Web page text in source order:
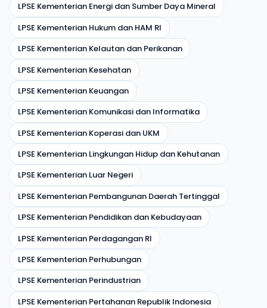
LPSE Kementerian Energi dan Sumber Daya Mineral
LPSE Kementerian Hukum dan HAM RI
LPSE Kementerian Kelautan dan Perikanan
LPSE Kementerian Kesehatan
LPSE Kementerian Keuangan
LPSE Kementerian Komunikasi dan Informatika
LPSE Kementerian Koperasi dan UKM
LPSE Kementerian Lingkungan Hidup dan Kehutanan
LPSE Kementerian Luar Negeri
LPSE Kementerian Pembangunan Daerah Tertinggal
LPSE Kementerian Pendidikan dan Kebudayaan
LPSE Kementerian Perdagangan RI
LPSE Kementerian Perhubungan
LPSE Kementerian Perindustrian
LPSE Kementerian Pertahanan Republik Indonesia